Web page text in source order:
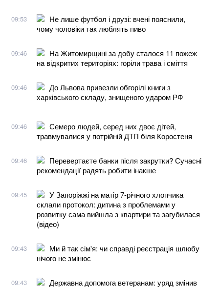
09:53
Не лише футбол і друзі: вчені пояснили,
чому чоловіки так люблять пиво
09:46
На Житомирщині за добу сталося 11 пожеж
на відкритих територіях: горіли трава і сміття
09:46
До Львова привезли обгорілі книги з
харківського складу, знищеного ударом РФ
09:46
Семеро людей, серед них двоє дітей,
травмувалися у потрійній ДТП біля Коростеня
09:46
Перевертаєте банки після закрутки? Сучасні
рекомендації радять робити інакше
09:45
У Запоріжжі на матір 7-річного хлопчика
склали протокол: дитина з проблемами у
розвитку сама вийшла з квартири та загубилася
(відео)
09:43
Ми й так сім'я: чи справді реєстрація шлюбу
нічого не змінює
09:43
Державна допомога ветеранам: уряд змінив